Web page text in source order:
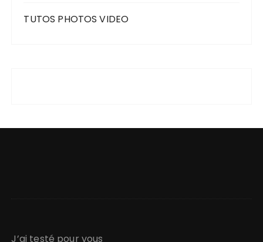
TUTOS PHOTOS VIDEO
J’ai testé pour vous